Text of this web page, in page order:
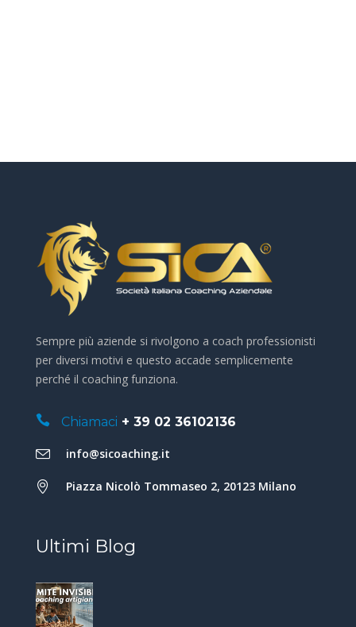
Sempre più aziende si rivolgono a coach professionisti
per diversi motivi e questo accade semplicemente
perché il coaching funziona.
Chiamaci + 39 02 36102136
info@sicoaching.it
Piazza Nicolò Tommaseo 2, 20123 Milano
Ultimi Blog